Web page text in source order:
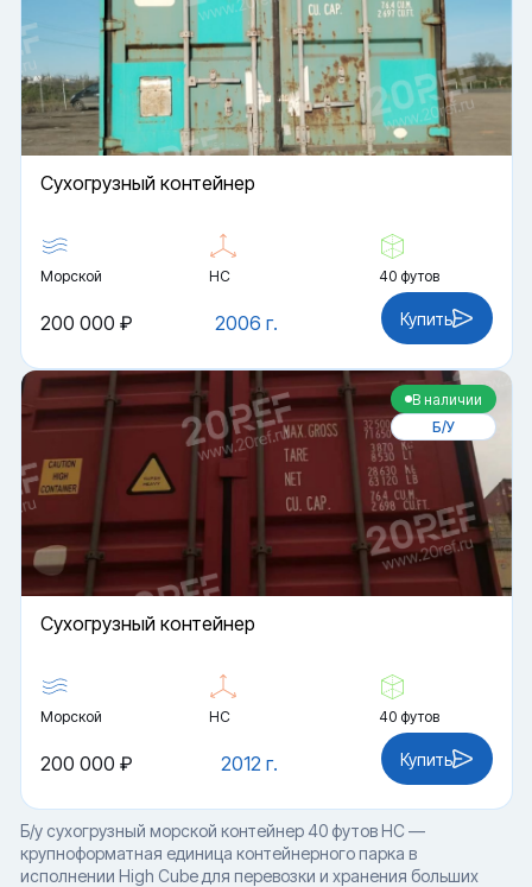
Cухогрузный контейнер
Морской HC 40 футов
2006 г.
200 000 ₽ Купить
В наличии
Б/У
Cухогрузный контейнер
Морской HC 40 футов
2012 г.
200 000 ₽ Купить
Б/у сухогрузный морской контейнер 40 футов HC —
крупноформатная единица контейнерного парка в
исполнении High Cube для перевозки и хранения больших